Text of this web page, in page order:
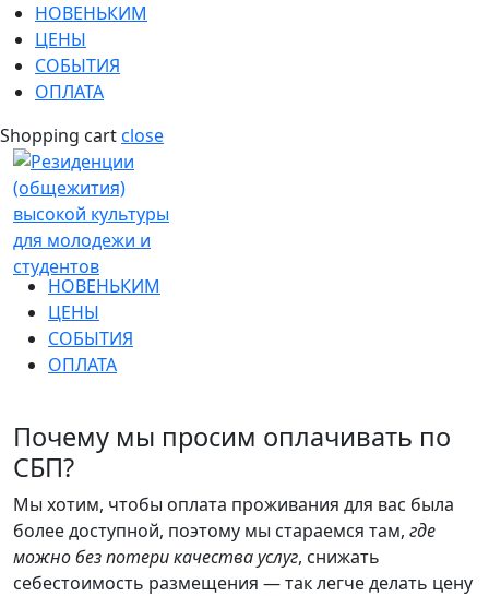
НОВЕНЬКИМ
ЦЕНЫ
СОБЫТИЯ
ОПЛАТА
Shopping cartclose
НОВЕНЬКИМ
ЦЕНЫ
СОБЫТИЯ
ОПЛАТА
Почему мы просим оплачивать по
СБП?
Мы хотим, чтобы оплата проживания для вас была
более доступной, поэтому мы стараемся там, где
можно без потери качества услуг, снижать
себестоимость размещения — так легче делать цену